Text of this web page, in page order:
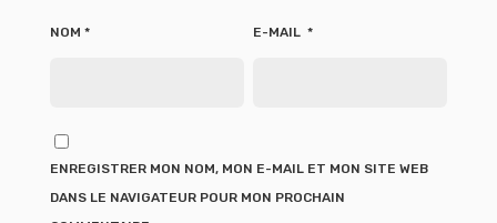
NOM * E-MAIL *
ENREGISTRER MON NOM, MON E-MAIL ET MON SITE WEB
DANS LE NAVIGATEUR POUR MON PROCHAIN